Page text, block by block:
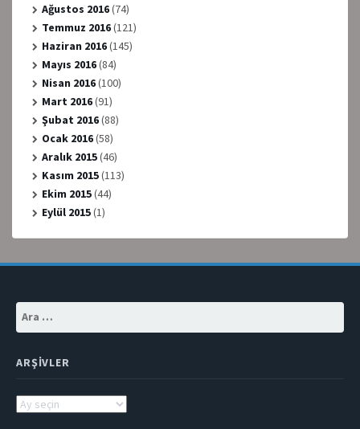
Ağustos 2016(74)
Temmuz 2016(121)
Haziran 2016(145)
Mayıs 2016(84)
Nisan 2016(100)
Mart 2016(91)
Şubat 2016(88)
Ocak 2016(58)
Aralık 2015(46)
Kasım 2015(113)
Ekim 2015(44)
Eylül 2015(1)
Arama:
ARŞIVLER
Arşivler